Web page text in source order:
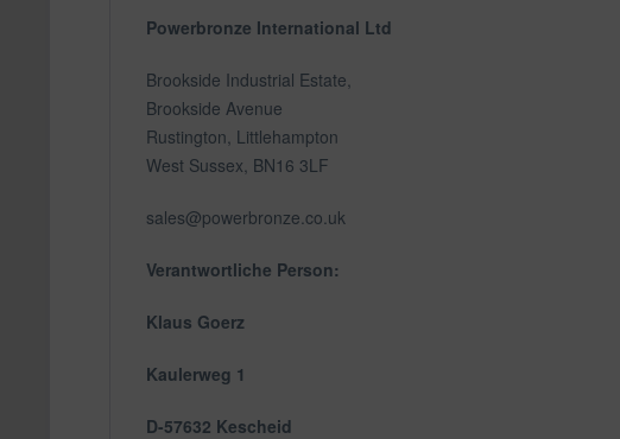
Powerbronze International Ltd
Brookside Industrial Estate,
Brookside Avenue
Rustington, Littlehampton
West Sussex, BN16 3LF
sales@powerbronze.co.uk
Verantwortliche Person:
Klaus Goerz
Kaulerweg 1
D-57632 Kescheid